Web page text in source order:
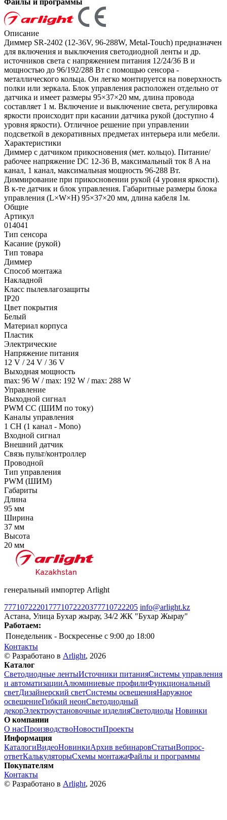
Файлы и программы
Описание
Диммер SR-2402 (12-36V, 96-288W, Metal-Touch) предназначен
для включения и выключения светодиодной ленты и др.
источников света с напряжением питания 12/24/36 В и
мощностью до 96/192/288 Вт с помощью сенсора -
металлического кольца. Он легко монтируется на поверхность
полки или зеркала. Блок управления расположен отдельно от
датчика и имеет размеры 95×37×20 мм, длина провода
составляет 1 м. Включение и выключение света, регулировка
яркости происходит при касании датчика рукой (доступно 4
уровня яркости). Отличное решение при управлении
подсветкой в декоративных предметах интерьера или мебели.
Характеристики
Диммер с датчиком прикосновения (мет. кольцо). Питание/
рабочее напряжение DC 12-36 В, максимальный ток 8 A на
канал, 1 канал, максимальная мощность 96-288 Вт.
Диммирование при прикосновении рукой (4 уровня яркости).
В к-те датчик и блок управления. Габаритные размеры блока
управления (L×W×H) 95×37×20 мм, длина кабеля 1м.
Общие
Артикул
014041
Тип сенсора
Касание (рукой)
Тип товара
Диммер
Способ монтажа
Накладной
Класс пылевлагозащиты
IP20
Цвет покрытия
Белый
Материал корпуса
Пластик
Электрические
Напряжение питания
12 V / 24 V / 36 V
Выходная мощность
max: 96 W / max: 192 W / max: 288 W
Управление
Выходной сигнал
PWM СС (ШИМ по току)
Каналы управления
1 CH (1 канал - Mono)
Входной сигнал
Внешний датчик
Связь пульт/контроллер
Проводной
Тип управления
PWM (ШИМ)
Габариты
Длина
95 мм
Ширина
37 мм
Высота
20 мм
генеральный импортер Arlight
77710722201 7771072220377710722205 info@arlight.kz
Астана, Улица Бухар жырау, 34/2 ЖК "Бухар Жырау"
Работаем:
Понедельник - Воскресенье c 9:00 до 18:00
Контакты
© Разработано в Arlight, 2026
Каталог
Светодиодные лентыИсточники питанияСистемы управления
и автоматизацииАлюминиевые профилиФункциональный
светДизайнерский светСистемы освещенияНаружное
освещениеГибкий неонСветодиодный
декорЭлектроустановочные изделияСветодиоды Новинки
О компании
О насПроизводствоНовостиПроекты
Информация
КаталогиВидеоНовинкиАрхив вебинаровСтатьиВопрос-
ответКалькуляторыСхемы монтажаФайлы и программы
Покупателям
Контакты
© Разработано в Arlight, 2026